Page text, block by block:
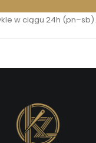
w ciągu 24h (pn–sb).